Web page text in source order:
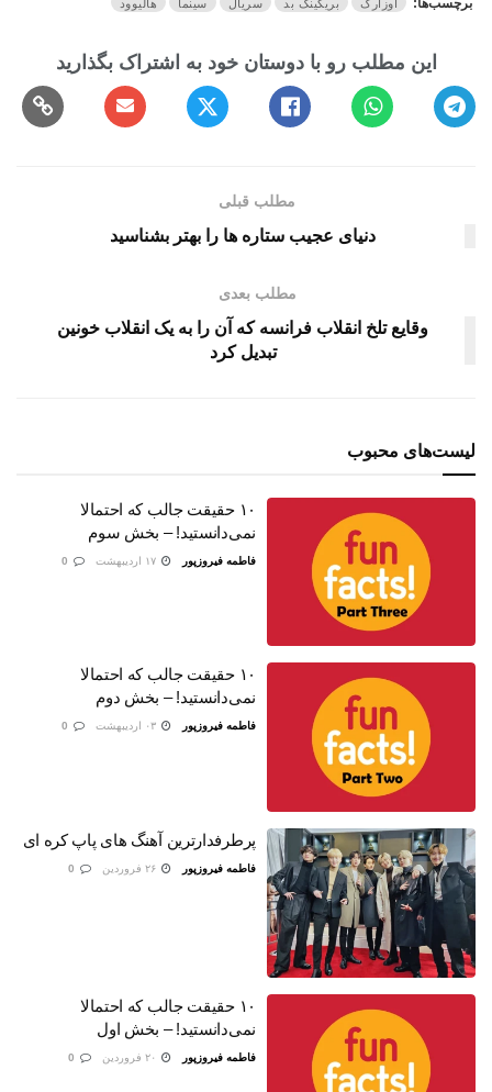
اوزارک بریکینگ بد سریال سینما هالیوود
مطلب قبلی
دنیای عجیب ستاره ها را بهتر بشناسید
مطلب بعدی
وقایع تلخ انقلاب فرانسه که آن را به یک انقلاب خونین
تبدیل کرد
لیست‌های محبوب
۱۰ حقیقت جالب که احتمالا
نمی‌دانستید! – بخش سوم
فاطمه فیروزپور
۱۰ حقیقت جالب که احتمالا
نمی‌دانستید! – بخش دوم
فاطمه فیروزپور
پرطرفدارترین آهنگ های پاپ کره ای
فاطمه فیروزپور
۱۰ حقیقت جالب که احتمالا
نمی‌دانستید! – بخش اول
فاطمه فیروزپور